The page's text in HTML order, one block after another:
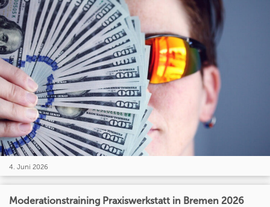
4. Juni 2026
Moderationstraining Praxiswerkstatt in Bremen 2026